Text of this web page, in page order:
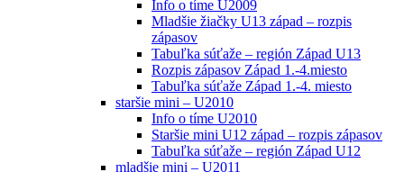
Info o tíme U2009
Mladšie žiačky U13 západ – rozpis
zápasov
Tabuľka súťaže – región Západ U13
Rozpis zápasov Západ 1.-4.miesto
Tabuľka súťaže Západ 1.-4. miesto
staršie mini – U2010
Info o tíme U2010
Staršie mini U12 západ – rozpis zápasov
Tabuľka súťaže – región Západ U12
mladšie mini – U2011